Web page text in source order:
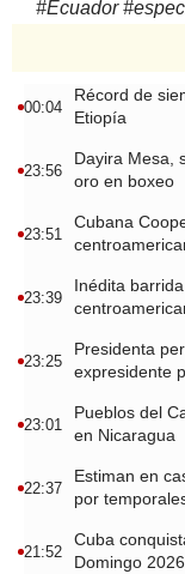
#Ecuador#
00:04
Récord de
Etiopía
23:56
Dayira Mesa,
oro en boxeo
23:51
Cubana
23:39
Inédita
23:25
Presidenta
expresidente
23:01
Pueblos del
en Nicaragua
22:37
Estiman en
por
21:52
Cuba
Domingo 2026